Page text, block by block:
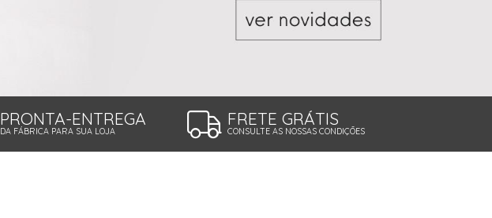
PRONTA-ENTREGA
DA FÁBRICA PARA SUA LOJA
FRETE GRÁTIS
CONSULTE AS NOSSAS CONDIÇÕES